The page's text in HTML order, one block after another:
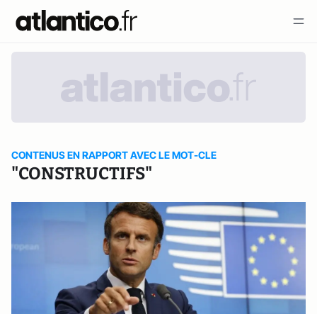
CONTENUS EN RAPPORT AVEC LE MOT-CLE
"CONSTRUCTIFS"